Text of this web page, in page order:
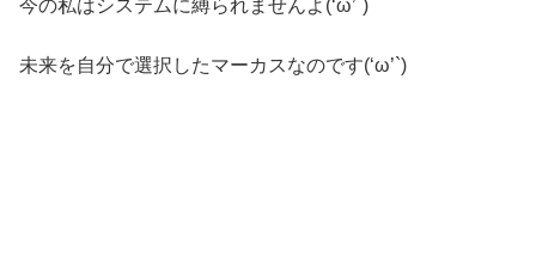
今の私はシステムに縛られませんよ(‘ω’`)
未来を自分で選択したマーカスなのです(‘ω’`)